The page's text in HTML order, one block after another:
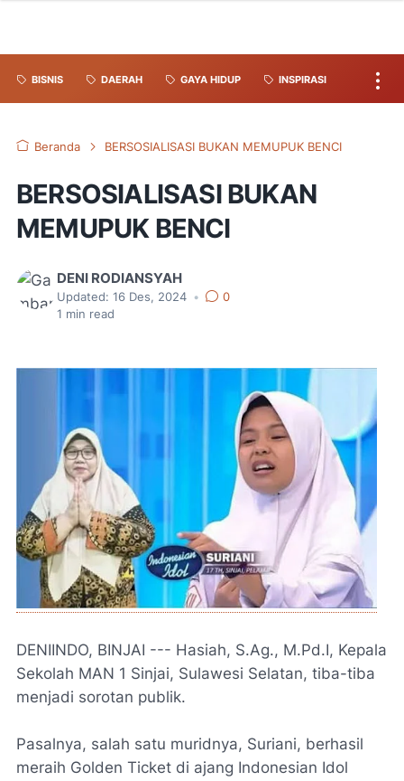
BISNIS DAERAH GAYA HIDUP INSPIRASI
Beranda BERSOSIALISASI BUKAN MEMUPUK BENCI
BERSOSIALISASI BUKAN
MEMUPUK BENCI
DENI RODIANSYAH
Updated: 16 Des, 2024 •
0
1 min read
DENIINDO, BINJAI --- Hasiah, S.Ag., M.Pd.I, Kepala
Sekolah MAN 1 Sinjai, Sulawesi Selatan, tiba-tiba
menjadi sorotan publik.
Pasalnya, salah satu muridnya, Suriani, berhasil
meraih Golden Ticket di ajang Indonesian Idol